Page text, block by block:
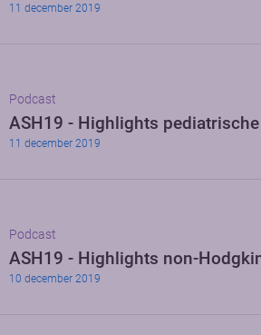
11 december 2019
Podcast
ASH19 - Highlights
11 december 2019
Podcast
ASH19 - Highlights non-
10 december 2019